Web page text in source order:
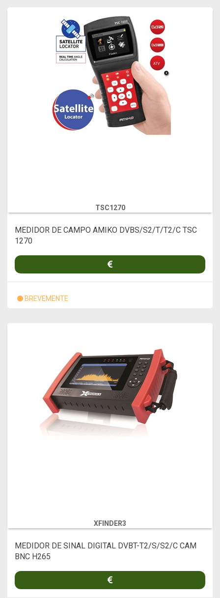
TSC1270
MEDIDOR DE CAMPO AMIKO DVBS/S2/T/T2/C TSC
1270
BREVEMENTE
XFINDER3
MEDIDOR DE SINAL DIGITAL DVBT-T2/S/S2/C CAM
BNC H265